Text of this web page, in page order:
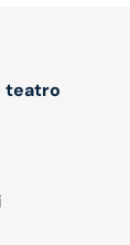
teatro